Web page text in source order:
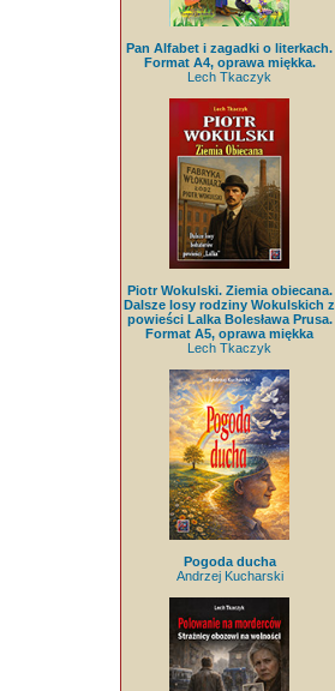
Pan Alfabet i zagadki o literkach.
Format A4, oprawa miękka.
Lech Tkaczyk
Piotr Wokulski. Ziemia obiecana.
Dalsze losy rodziny Wokulskich z
powieści Lalka Bolesława Prusa.
Format A5, oprawa miękka
Lech Tkaczyk
Pogoda ducha
Andrzej Kucharski